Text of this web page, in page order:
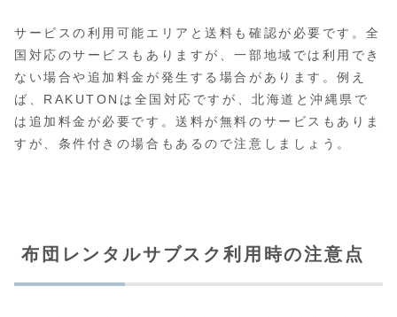
サービスの利用可能エリアと送料も確認が必要です。全
国対応のサービスもありますが、一部地域では利用でき
ない場合や追加料金が発生する場合があります。例え
ば、RAKUTONは全国対応ですが、北海道と沖縄県で
は追加料金が必要です。送料が無料のサービスもありま
すが、条件付きの場合もあるので注意しましょう。
布団レンタルサブスク利用時の注意点